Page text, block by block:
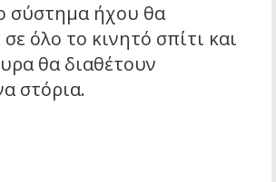
σύστημα ήχου θα
όλο το κινητό σπίτι και
θα διαθέτουν
στόρια.